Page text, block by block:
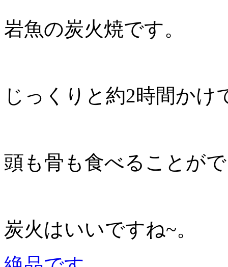
岩魚の炭火焼です。
じっくりと約2時間か
頭も骨も食べることが
炭火はいいですね~。